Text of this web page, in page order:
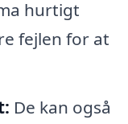
hurtigt
fejlen for at
De kan også